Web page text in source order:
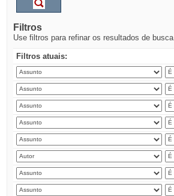
Filtros
Use filtros para refinar os resultados de busca.
Filtros atuais: